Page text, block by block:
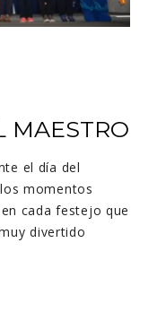
MAESTRO
el día del
momentos
cada festejo que
divertido